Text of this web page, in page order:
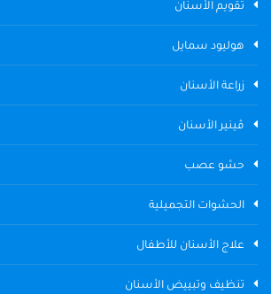
تقويم الأسنان
هوليود سمايل
زراعة الأسنان
ڤينير الأسنان
حشو عصب
الحشوات التجميلية
علاج الأسنان للأطفال
تنظيف وتبييض الأسنان